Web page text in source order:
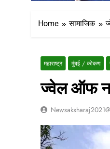
Home सामाजिक
महाराष्ट्र मुंबई / कोकण
ज्वेल ऑफ